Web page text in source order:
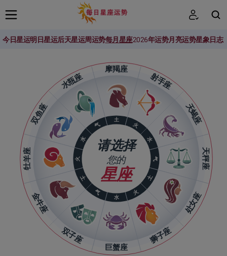
今日星运明日星运后天星运周运势每月星座2026年运势月亮运势星象日志
牡羊座
金牛座
双子座
巨蟹座
狮子座
处女座
天秤座
天蝎座
射手座
摩羯座
水瓶座
双鱼座
火
土
气
水
火
土
气
水
火
土
气
水 请选择
您的
星座